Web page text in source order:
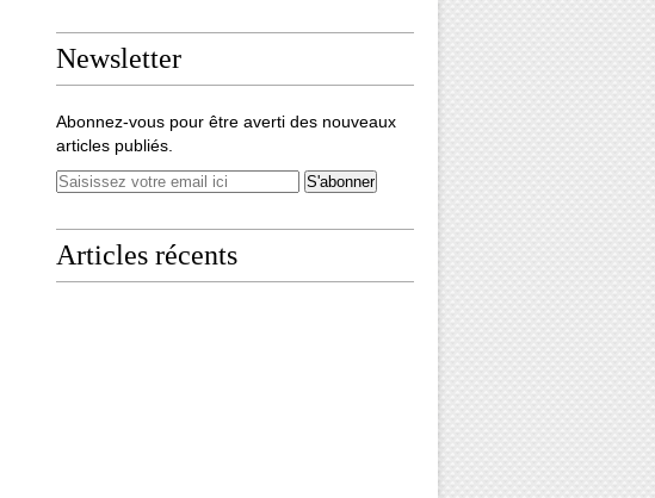
Newsletter
Abonnez-vous pour être averti des nouveaux
articles publiés.
Articles récents